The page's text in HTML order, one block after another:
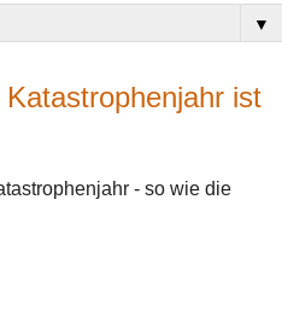
▼
ist
- so wie die